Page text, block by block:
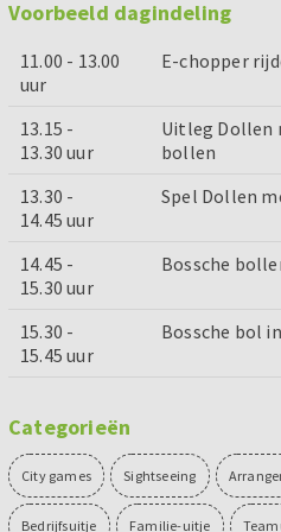
Voorbeeld dagindeling
11.00 - 13.00
uur
E-chopper
13.15 -
13.30 uur
Uitleg Dollen
bollen
13.30 -
14.45 uur
Spel Dollen
14.45 -
15.30 uur
Bossche
15.30 -
15.45 uur
Bossche bol
Categorieën
City games Sightseeing
Bedrijfsuitje Familie-uitje